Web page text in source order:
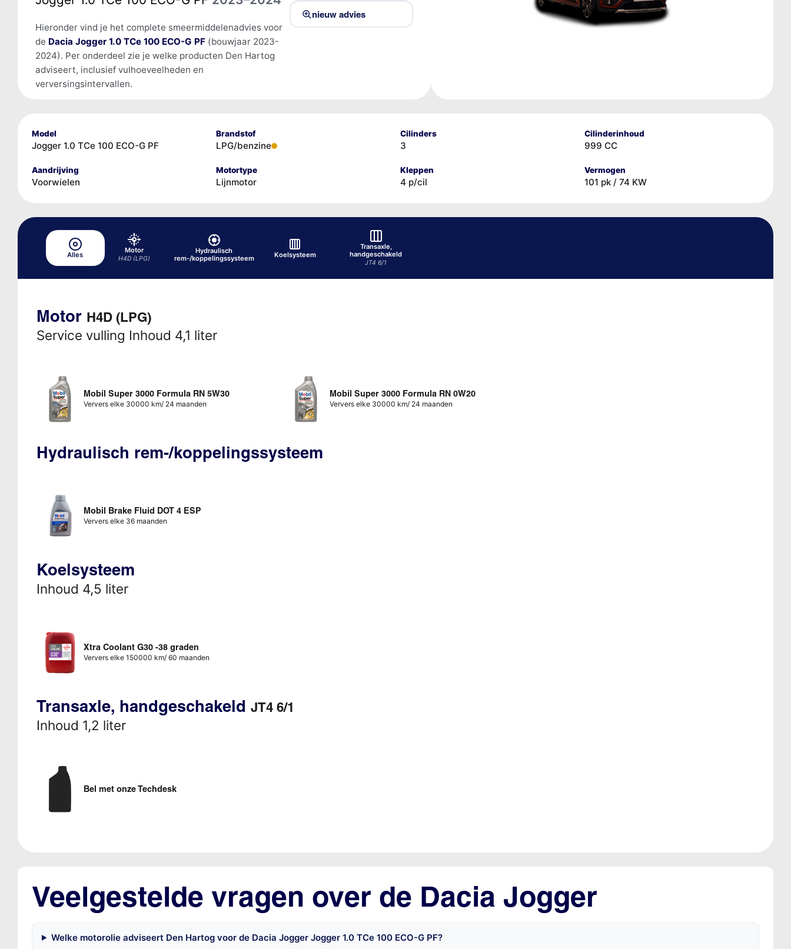
Hieronder vind je het complete smeermiddelenadvies voor
de Dacia Jogger 1.0 TCe 100 ECO-G PF(bouwjaar 2023-
2024). Per onderdeel zie je welke producten Den Hartog
adviseert, inclusief vulhoeveelheden en
verversingsintervallen.
nieuw advies
Model
Jogger 1.0 TCe 100 ECO-G PF
Brandstof
LPG/benzine
Cilinders
3
Cilinderinhoud
999 CC
Aandrijving
Voorwielen
Motortype
Lijnmotor
Kleppen
4 p/cil
Vermogen
101 pk / 74 KW
Alles
Motor
H4D (LPG)
Hydraulisch
rem-/koppelingssysteem
Koelsysteem
Transaxle,
handgeschakeld
JT4 6/1
Motor H4D (LPG)
Service vulling Inhoud 4,1 liter
Mobil Super 3000 Formula RN 5W30
Ververs elke 30000 km/ 24 maanden
Mobil Super 3000 Formula RN 0W20
Ververs elke 30000 km/ 24 maanden
Hydraulisch rem-/koppelingssysteem
Mobil Brake Fluid DOT 4 ESP
Ververs elke 36 maanden
Koelsysteem
Inhoud 4,5 liter
Xtra Coolant G30 -38 graden
Ververs elke 150000 km/ 60 maanden
Transaxle, handgeschakeld JT4 6/1
Inhoud 1,2 liter
Bel met onze Techdesk
Veelgestelde vragen over de Dacia Jogger
Welke motorolie adviseert Den Hartog voor de Dacia Jogger Jogger 1.0 TCe 100 ECO-G PF?